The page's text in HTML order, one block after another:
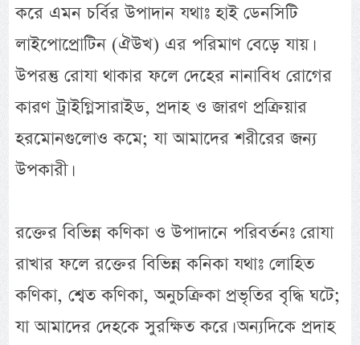
করে এমন চর্বির উপাদান যথাঃ হাই ডেনসিটি
লাইপোপ্রোটিন (ঐউখ) এর পরিমাণ বেড়ে যায়।
উপরন্তু রোযা থাকার ফলে দেহের নানাবিধ রোগের
কারণ ট্রাইগ্লিসারাইড, প্রদাহ ও জারণ প্রক্রিয়ার
হরমোনগুলোও কমে; যা আমাদের শরীরের জন্য
উপকারী।
রক্তের বিভিন্ন কণিকা ও উপাদানে পরিবর্তনঃ রোযা
রাখার ফলে রক্তের বিভিন্ন কনিকা যথাঃ লোহিত
কণিকা, শ্বেত কণিকা, অনুচক্রিকা প্রভৃতির বৃদ্ধি ঘটে;
যা আমাদের দেহকে সুরক্ষিত করে। অন্যদিকে প্রদাহ